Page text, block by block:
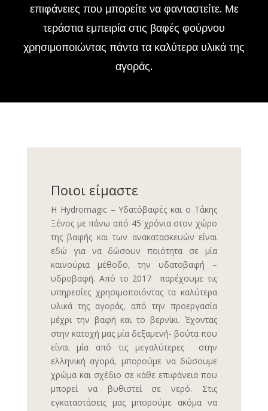
επιφάνειες που μπορείτε να φανταστείτε. Με
τεράστια εμπειρία στις βαφές φούρνου
χρησιμοποιώντας πάντα τα καλύτερα υλικά της
αγοράς.
Ποιοι είμαστε
Η Hydromagic – Υδατόβαφές και ο Τάκης
Ξένος με πάνω από 45 χρόνια στον χώρο
της βαφής και των ανακατασκευών είναι
εδώ για να δώσουν ποιότητα σε μία
καινούρια μέθοδο, την υδατοβαφή –
υδροβαφή. Από το 2017 παρέχουμε τις
υπηρεσίες χρησιμοποιόντας τα καλύτερα
υλικά της αγοράς, από την προεργασία
μέχρι την βαφή και το βερνίκι. Έχοντας
στην κατοχή μας μία δεξαμενή- βούτα που
είναι μία από τις μεγαλύτερες στην
ελληνική αγορά, μπορούμε να δώσουμε
χρώμα και σχέδιο σε κάθε επιφάνεια που
μπορεί να βυθιστεί σε νερό. Στις
εγκαταστάσεις μας μπορούμε ακόμα να